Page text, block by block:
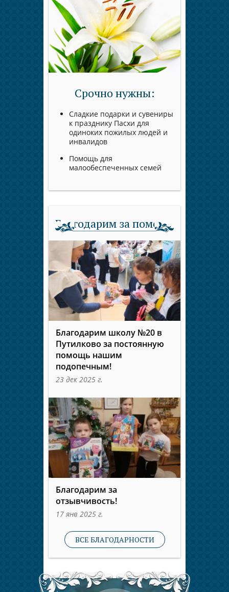
Срочно нужны:
Сладкие подарки и сувениры
к празднику Пасхи для
одиноких пожилых людей и
инвалидов
Помощь для
малообеспеченных семей
Благодарим за помощь
Благодарим школу №20 в
Путилково за постоянную
помощь нашим
подопечным!
23 дек 2025 г.
Благодарим за
отзывчивость!
17 янв 2025 г.
ВСЕ БЛАГОДАРНОСТИ